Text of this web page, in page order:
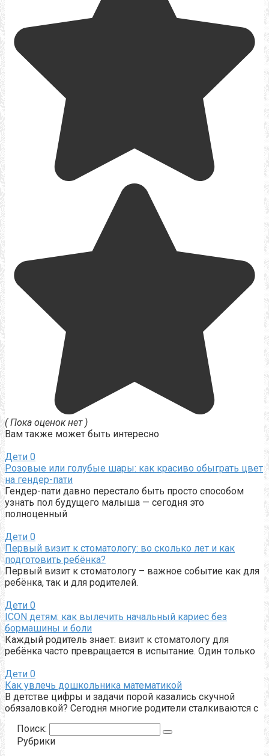
( Пока оценок нет )
Вам также может быть интересно
Дети 0
Розовые или голубые шары: как красиво обыграть цвет
на гендер-пати
Гендер-пати давно перестало быть просто способом
узнать пол будущего малыша — сегодня это
полноценный
Дети 0
Первый визит к стоматологу: во сколько лет и как
подготовить ребёнка?
Первый визит к стоматологу – важное событие как для
ребёнка, так и для родителей.
Дети 0
ICON детям: как вылечить начальный кариес без
бормашины и боли
Каждый родитель знает: визит к стоматологу для
ребёнка часто превращается в испытание. Один только
Дети 0
Как увлечь дошкольника математикой
В детстве цифры и задачи порой казались скучной
обязаловкой? Сегодня многие родители сталкиваются с
Поиск:
Рубрики